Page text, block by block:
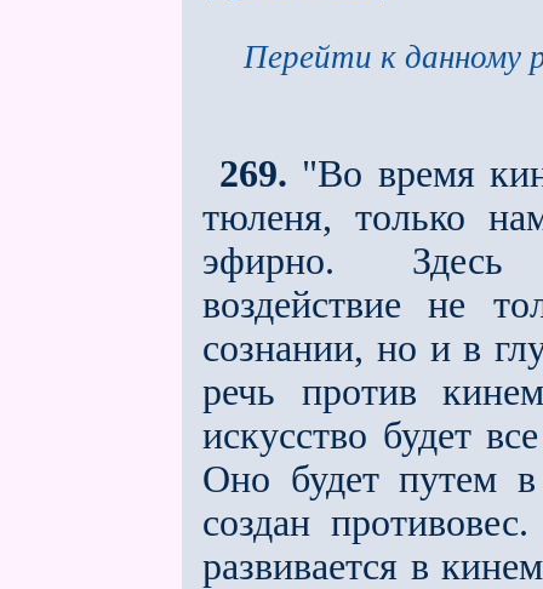
Перейти к данному
269. "Во время
тюленя, только
эфирно. Здесь
воздействие не
сознании, но и в
речь против
искусство будет
Оно будет путем
создан
развивается в